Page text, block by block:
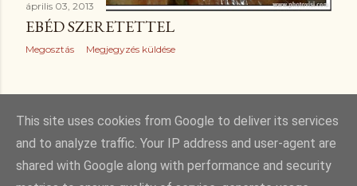
április 03, 2013
EBÉD SZERETETTEL
Megosztás Megjegyzés küldése
RÉGEBBI BEJEGYZÉSEK
This site uses cookies from Google to deliver its services
and to analyze traffic. Your IP address and user-agent are
shared with Google along with performance and security